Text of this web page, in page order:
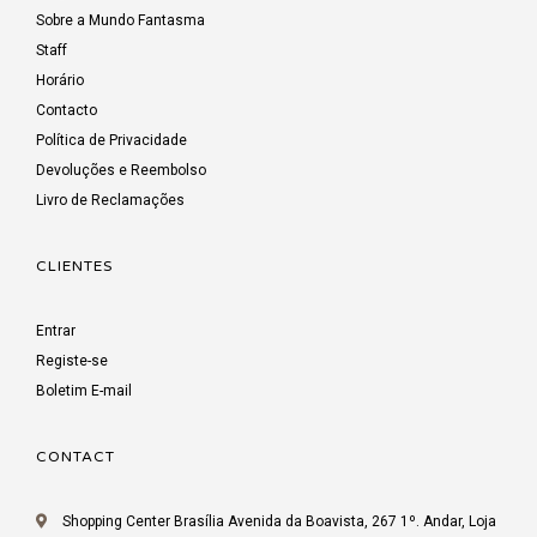
Sobre a Mundo Fantasma
Staff
Horário
Contacto
Política de Privacidade
Devoluções e Reembolso
Livro de Reclamações
CLIENTES
Entrar
Registe-se
Boletim E-mail
CONTACT
Shopping Center Brasília Avenida da Boavista, 267 1º. Andar, Loja